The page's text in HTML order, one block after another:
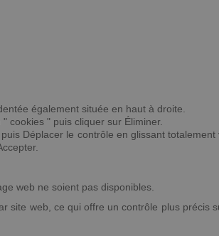
également située en haut à droite.
cookies " puis cliquer sur Éliminer.
Déplacer le contrôle en glissant totalement
web ne soient pas disponibles.
site web, ce qui offre un contrôle plus précis